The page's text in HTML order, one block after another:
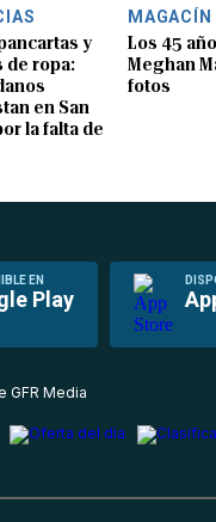
y
de ropa:
en San
la falta de
MAGACÍN
Los 45
Meghan
fotos
EN
Play
GFR Media